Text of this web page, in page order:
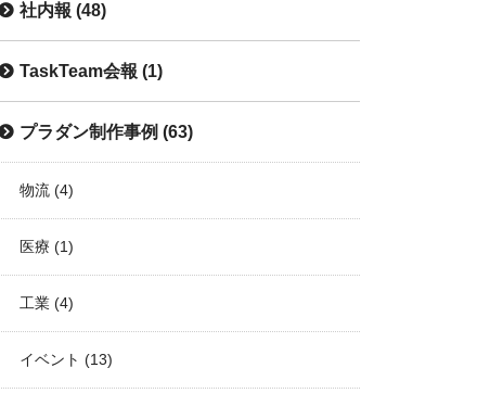
社内報 (48)
TaskTeam会報 (1)
プラダン制作事例 (63)
物流 (4)
医療 (1)
工業 (4)
イベント (13)